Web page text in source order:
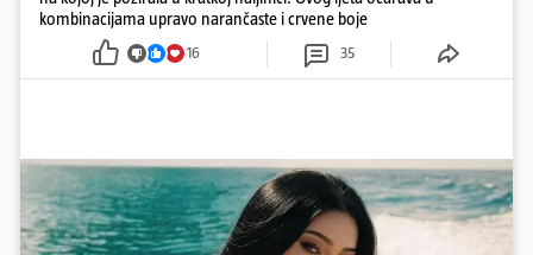
kombinacijama upravo narančaste i crvene boje
16 35